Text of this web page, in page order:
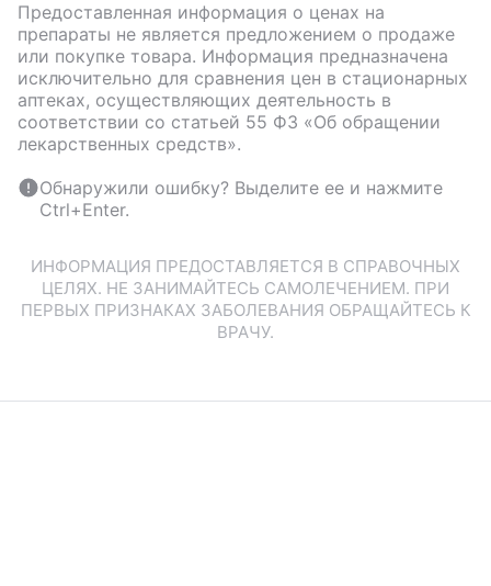
Предоставленная информация о ценах на
препараты не является предложением о продаже
или покупке товара. Информация предназначена
исключительно для сравнения цен в стационарных
аптеках, осуществляющих деятельность в
соответствии со статьей 55 ФЗ «Об обращении
лекарственных средств».
Обнаружили ошибку? Выделите ее и нажмите
Ctrl+Enter.
ИНФОРМАЦИЯ ПРЕДОСТАВЛЯЕТСЯ В СПРАВОЧНЫХ
ЦЕЛЯХ. НЕ ЗАНИМАЙТЕСЬ САМОЛЕЧЕНИЕМ. ПРИ
ПЕРВЫХ ПРИЗНАКАХ ЗАБОЛЕВАНИЯ ОБРАЩАЙТЕСЬ К
ВРАЧУ.